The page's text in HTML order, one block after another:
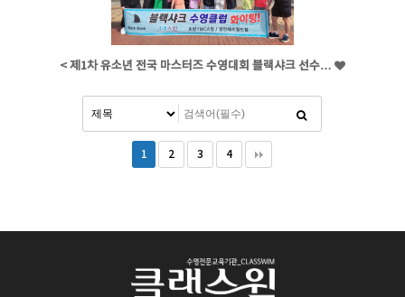
< 제1차 유소년 전국 마스터즈 수영대회 블랙샤크 선수…
1 2 3 4